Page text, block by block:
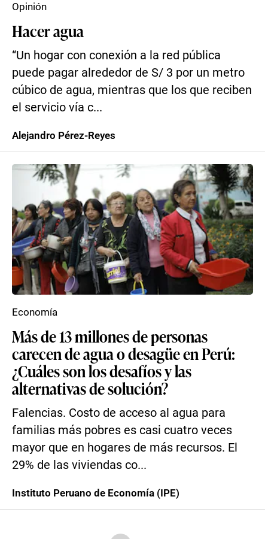
Hacer agua
“Un hogar con conexión a la red pública
puede pagar alrededor de S/ 3 por un metro
cúbico de agua, mientras que los que reciben
el servicio vía c...
Opinión
Alejandro Pérez-Reyes
Más de 13 millones de personas
carecen de agua o desagüe en Perú:
¿Cuáles son los desafíos y las
alternativas de solución?
Falencias. Costo de acceso al agua para
familias más pobres es casi cuatro veces
mayor que en hogares de más recursos. El
29% de las viviendas co...
Economía
Instituto Peruano de Economía (IPE)